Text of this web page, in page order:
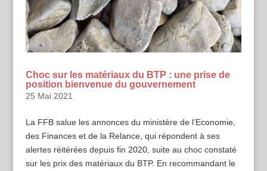
Choc sur les matériaux du BTP : une prise de
position bienvenue du gouvernement
25 Mai 2021
La FFB salue les annonces du ministère de l’Economie,
des Finances et de la Relance, qui répondent à ses
alertes réitérées depuis fin 2020, suite au choc constaté
sur les prix des matériaux du BTP. En recommandant le